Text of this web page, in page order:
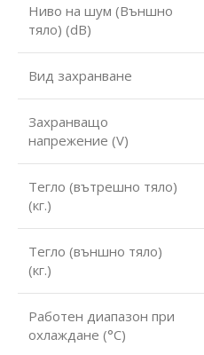
Ниво на шум (Външно
тяло) (dB)
Вид захранване
Захранващо
напрежение (V)
Тегло (вътрешно тяло)
(кг.)
Тегло (външно тяло)
(кг.)
Работен диапазон при
охлаждане (°С)